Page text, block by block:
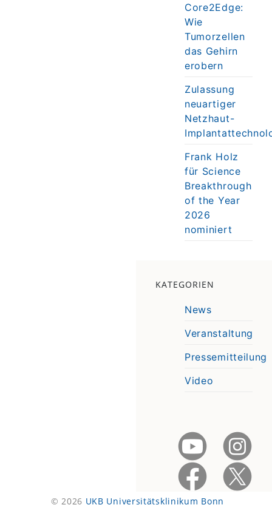
Core2Edge:
Wie
Tumorzellen
das Gehirn
erobern
Zulassung
neuartiger
Netzhaut-
Frank Holz
für Science
Breakthrough
of the Year
2026
nominiert
KATEGORIEN
News
Veranstaltung
Pressemitteilung
Video
© 2026 UKB Universitätsklinikum Bonn